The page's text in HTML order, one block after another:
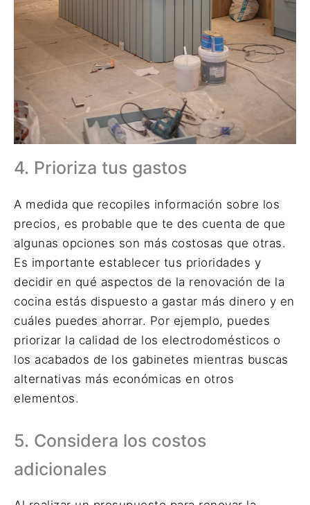
4. Prioriza tus gastos
A medida que recopiles información sobre los
precios, es probable que te des cuenta de que
algunas opciones son más costosas que otras.
Es importante establecer tus prioridades y
decidir en qué aspectos de la renovación de la
cocina estás dispuesto a gastar más dinero y en
cuáles puedes ahorrar. Por ejemplo, puedes
priorizar la calidad de los electrodomésticos o
los acabados de los gabinetes mientras buscas
alternativas más económicas en otros
elementos.
5. Considera los costos
adicionales